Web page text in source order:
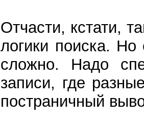
Отчасти, кстати,
логики поиска.
сложно. Надо
записи, где
постраничный